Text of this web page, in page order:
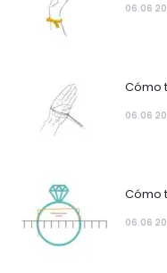
06.06
Cómo
06.06
Cómo
06.06